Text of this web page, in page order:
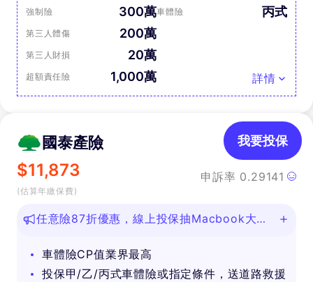
強制險 300萬
第三人體傷 200萬
第三人財損 20萬
超額責任險 1,000萬
車體險 丙式
詳情
國泰產險
$11,873
(估算年繳保費)
申訴率 0.29141
我要投保
任意險87折優惠，線上投保抽Macbook大
車體險CP值業界最高
投保甲/乙/丙式車體險或指定條件，送道路救援